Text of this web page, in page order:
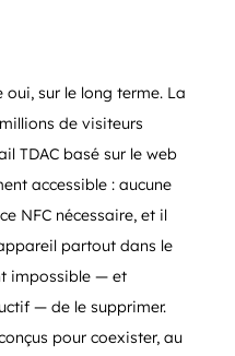
sur le long terme. La
de visiteurs
TDAC basé sur le web
accessible : aucune
NFC nécessaire, et il
partout dans le
impossible — et
— de le supprimer.
pour coexister, au